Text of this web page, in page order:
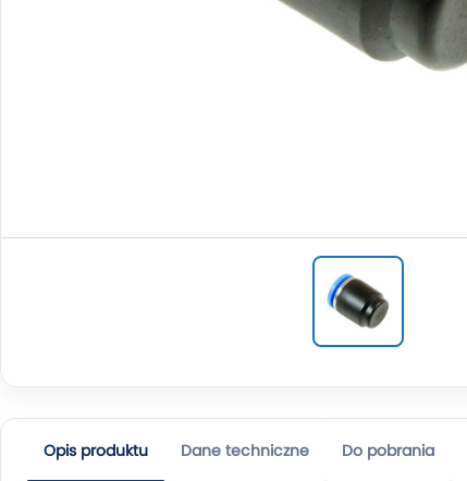
Opis produktu Dane techniczne Do pobrania